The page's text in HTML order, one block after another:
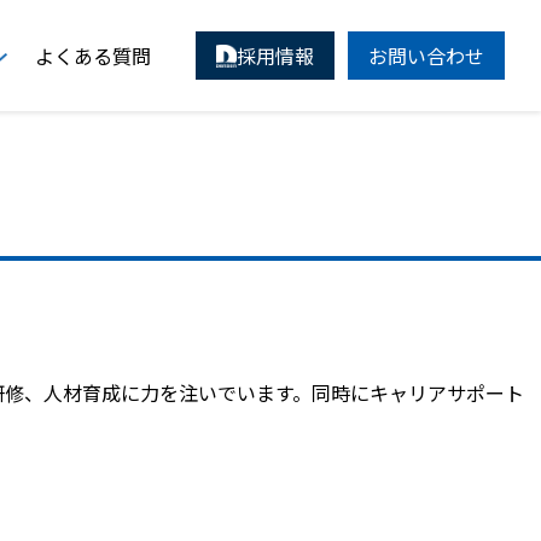
よくある質問 採用情報 お問い合わせ
、人材育成に力を注いでいます。同時にキャリアサポート